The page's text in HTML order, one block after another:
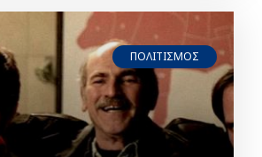
ΠΟΛΙΤΙΣΜΟΣ